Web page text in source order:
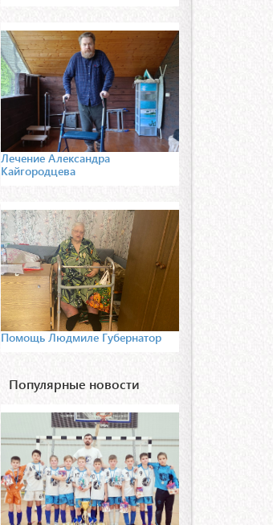
Лечение Александра
Кайгородцева
Помощь Людмиле Губернатор
Популярные новости